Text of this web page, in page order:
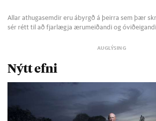
Allar athugasemdir eru ábyrgð á þeirra sem þær
sér rétt til að fjarlægja ærumeiðandi og óviðeigandi
Nýtt efni